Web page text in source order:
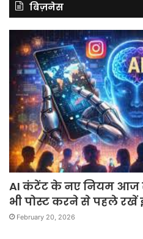
बिज़नेस
AI कंटेंट के नए नियम आज
भी पोस्ट करने से पहले रखें
February 20, 2026